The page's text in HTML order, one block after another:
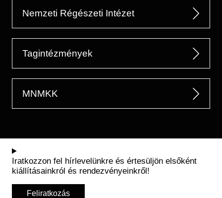
Nemzeti Régészeti Intézet
Tagintézmények
MNMKK
Iratkozzon fel hírlevelünkre és értesüljön elsőként
kiállításainkról és rendezvényeinkről!
Feliratkozás